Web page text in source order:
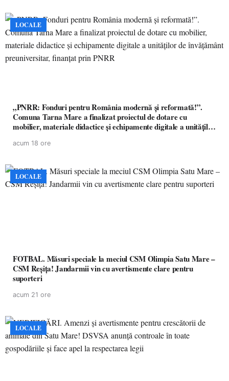
LOCALE
„PNRR: Fonduri pentru România modernă și reformată!”.
Comuna Tarna Mare a finalizat proiectul de dotare cu
mobilier, materiale didactice și echipamente digitale a unităților
acum 18 ore
LOCALE
FOTBAL. Măsuri speciale la meciul CSM Olimpia Satu Mare –
CSM Reșița! Jandarmii vin cu avertismente clare pentru
suporteri
acum 21 ore
LOCALE